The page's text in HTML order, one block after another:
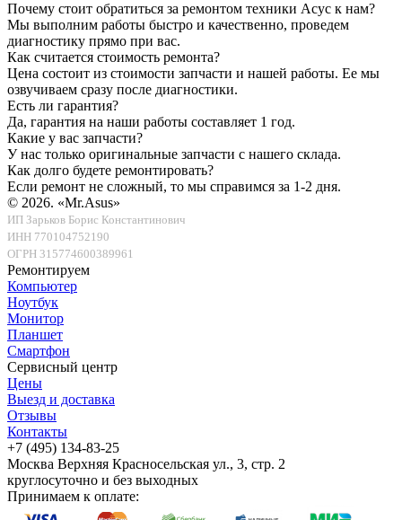
Почему стоит обратиться за ремонтом техники Асус к нам?
Мы выполним работы быстро и качественно, проведем
диагностику прямо при вас.
Как считается стоимость ремонта?
Цена состоит из стоимости запчасти и нашей работы. Ее мы
озвучиваем сразу после диагностики.
Есть ли гарантия?
Да, гарантия на наши работы составляет 1 год.
Какие у вас запчасти?
У нас только оригинальные запчасти с нашего склада.
Как долго будете ремонтировать?
Если ремонт не сложный, то мы справимся за 1-2 дня.
© 2026. «Mr.Asus»
ИП Зарьков Борис Константинович
ИНН 770104752190
ОГРН 315774600389961
Ремонтируем
Компьютер
Ноутбук
Монитор
Планшет
Смартфон
Сервисный центр
Цены
Выезд и доставка
Отзывы
Контакты
+7 (495) 134-83-25
Москва Верхняя Красносельская ул., 3, стр. 2
круглосуточно и без выходных
Принимаем к оплате: